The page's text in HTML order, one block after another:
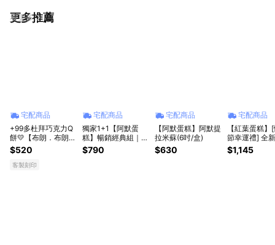
更多推薦
看更多
宅配商品
+99多杜拜巧克力Q
餅💛【布朗．布朗
妮】客製化巧克力布
朗尼蛋糕｜可客製英
數字、文字自選｜3
$520
客製刻印
宅配商品
獨家1+1【阿默蛋
糕】暢銷經典組｜提
拉米蘇+達克瓦茲騎
士
$790
宅配商品
【阿默蛋糕】阿默提
拉米蘇(6吋/盒)
$630
宅配商品
【紅葉蛋糕】
節幸運禮] 全
林蛋糕 6吋/8
$1,145